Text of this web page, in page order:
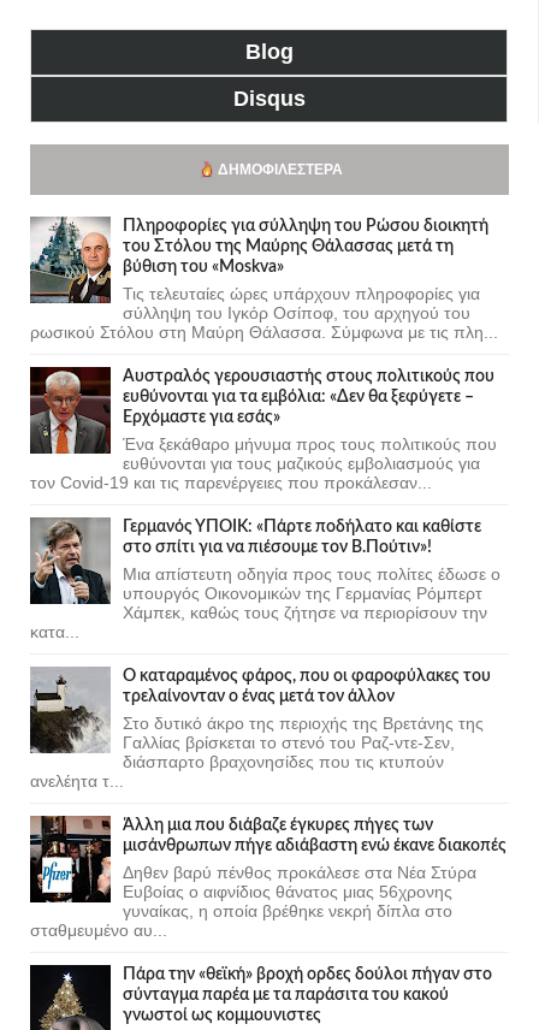
Blog
Disqus
ΔΗΜΟΦΙΛΈΣΤΕΡΑ
Πληροφορίες για σύλληψη του Ρώσου διοικητή
του Στόλου της Mαύρης Θάλασσας μετά τη
βύθιση του «Moskva»
Τις τελευταίες ώρες υπάρχουν πληροφορίες για
σύλληψη του Ιγκόρ Οσίποφ, του αρχηγού του
ρωσικού Στόλου στη Μαύρη Θάλασσα. Σύμφωνα με τις πλη...
Αυστραλός γερουσιαστής στους πολιτικούς που
ευθύνονται για τα εμβόλια: «Δεν θα ξεφύγετε –
Ερχόμαστε για εσάς»
Ένα ξεκάθαρο μήνυμα προς τους πολιτικούς που
ευθύνονται για τους μαζικούς εμβολιασμούς για
τον Covid-19 και τις παρενέργειες που προκάλεσαν...
Γερμανός ΥΠΟΙΚ: «Πάρτε ποδήλατο και καθίστε
στο σπίτι για να πιέσουμε τον Β.Πούτιν»!
Μια απίστευτη οδηγία προς τους πολίτες έδωσε ο
υπουργός Οικονομικών της Γερμανίας Ρόμπερτ
Χάμπεκ, καθώς τους ζήτησε να περιορίσουν την
κατα...
Ο καταραμένος φάρος, που οι φαροφύλακες του
τρελαίνονταν ο ένας μετά τον άλλον
Στο δυτικό άκρο της περιοχής της Βρετάνης της
Γαλλίας βρίσκεται το στενό του Ραζ-ντε-Σεν,
διάσπαρτο βραχονησίδες που τις κτυπούν
ανελέητα τ...
Άλλη μια που διάβαζε έγκυρες πήγες των
μισάνθρωπων πήγε αδιάβαστη ενώ έκανε διακοπές
Δηθεν βαρύ πένθος προκάλεσε στα Νέα Στύρα
Ευβοίας ο αιφνίδιος θάνατος μιας 56χρονης
γυναίκας, η οποία βρέθηκε νεκρή δίπλα στο
σταθμευμένο αυ...
Πάρα την «θεϊκή» βροχή ορδες δούλοι πήγαν στο
σύνταγμα παρέα με τα παράσιτα του κακού
γνωστοί ως κομμουνιστες